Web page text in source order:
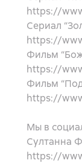
https://
Сериал
https://
Фильм
https://
Фильм
https://
Мы в
Султанна
https://